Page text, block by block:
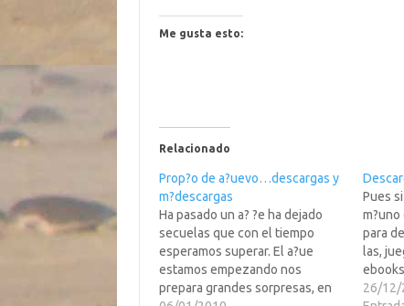
Me gusta esto:
Relacionado
Prop?o de a?uevo…descargas y
m?descargas
Ha pasado un a? ?e ha dejado
secuelas que con el tiempo
esperamos superar. El a?ue
estamos empezando nos
prepara grandes sorpresas, en
Pues
para
las,
LEER
26/12/